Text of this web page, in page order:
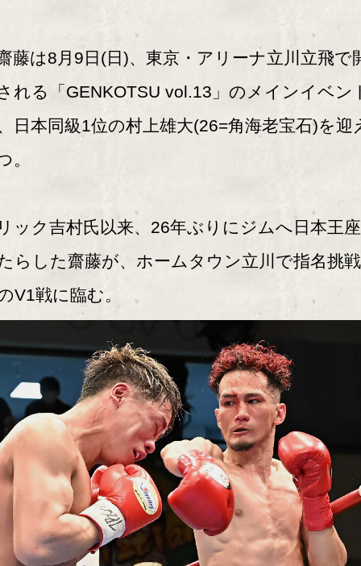
は8月9日(日)、東京・アリーナ立川立飛で
れる「GENKOTSU vol.13」のメインイベン
日本同級1位の村上雄大(26=角海老宝石)を迎
。
ク吉村氏以来、26年ぶりにジムへ日本王
らした齋藤が、ホームタウン立川で指名挑
V1戦に臨む。